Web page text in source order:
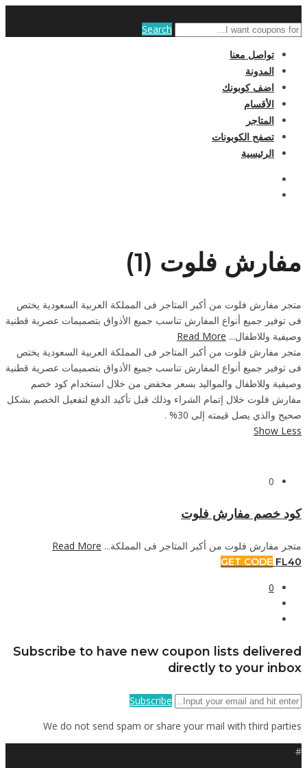
Search
تواصل معنا
المدونة
اضف كوبونك
الأقسام
المتاجر
تصفح الكوبونات
الرئيسية
مفارش فلوت (1)
متجر مفارش فلوت من أكبر المتاجر فى المملكة العربية السعودية يختص
فى توفير جميع أنواع المفارش تناسب جميع الأذواق بتصميمات عصرية قطنية
وصيفية وللاطفال... Read More
متجر مفارش فلوت من أكبر المتاجر فى المملكة العربية السعودية يختص
فى توفير جميع أنواع المفارش تناسب جميع الأذواق بتصميمات عصرية قطنية
وصيفية وللاطفال والمواليد بسعر مخفض من خلال استخدام كود خصم
مفارش فلوت خلال إتمام الشراء وذلك قبل تأكيد الدفع لتفعيل الخصم بشكل
صحيح والذي يصل قيمته إلى 30% .
Show Less
0
كود خصم مفارش فلوت
متجر مفارش فلوت من أكبر المتاجر فى المملكة... Read More
GET CODE FL40
0
Subscribe to have new coupon lists delivered
directly to your inbox
Subscribe
We do not send spam or share your mail with third parties
#